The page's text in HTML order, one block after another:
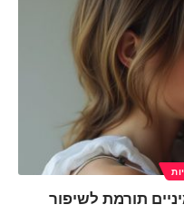
תורמת לשיפור